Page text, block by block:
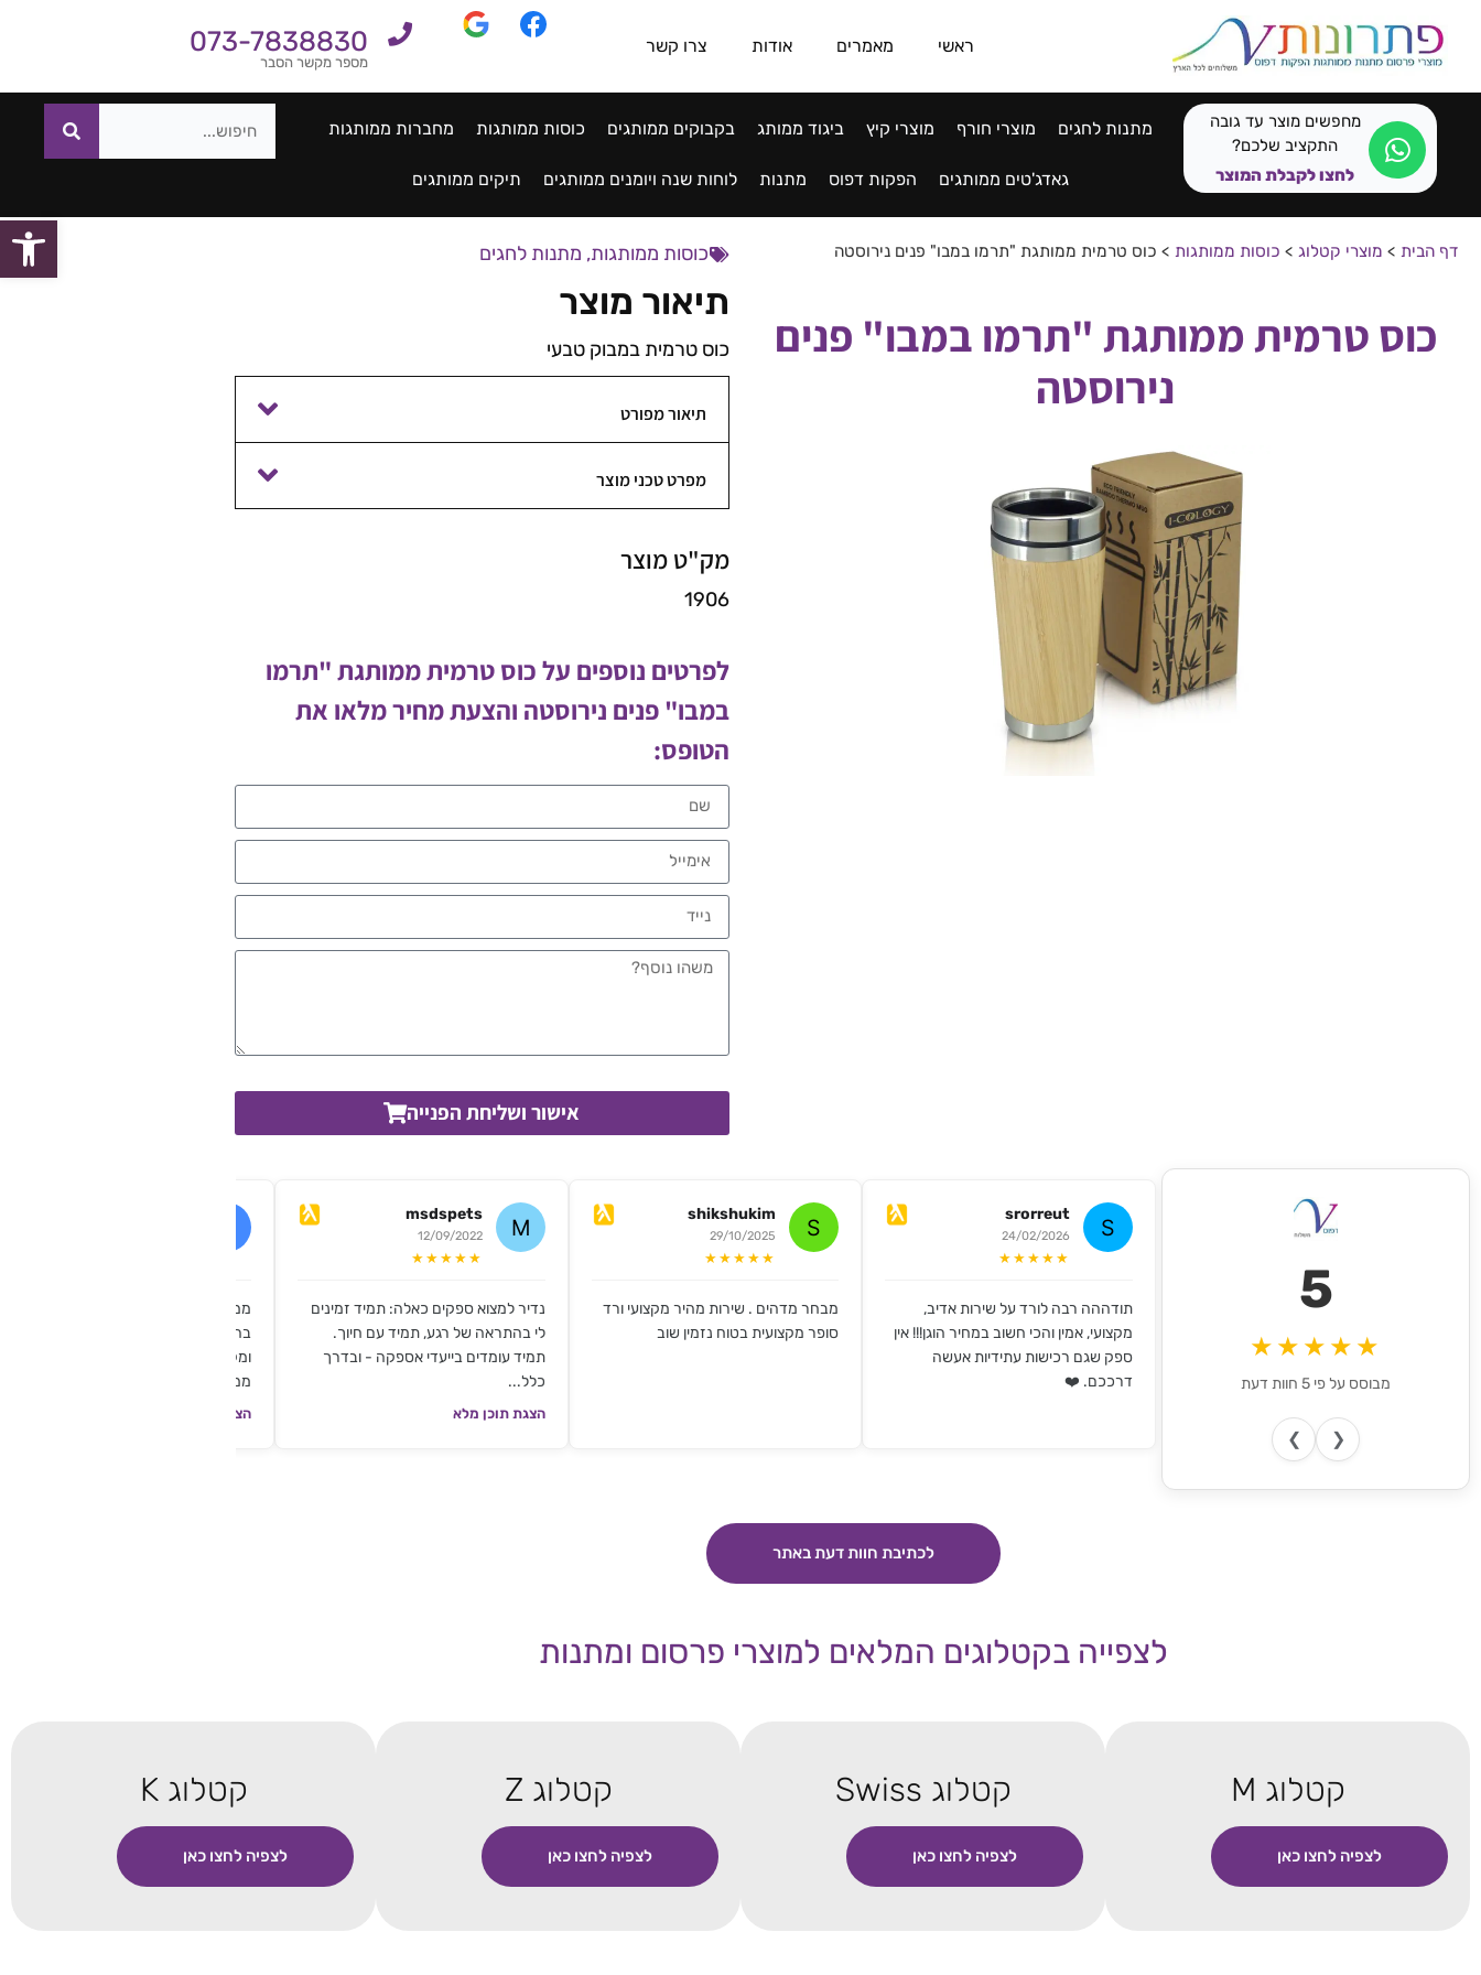
ראשי מאמרים אודות צרו קשר 073-7838830
מספר מקשר הסבר
מחפשים מוצר עד גובה
התקציב שלכם?
לחצו לקבלת המוצר
מתנות לחגים מוצרי חורף מוצרי קיץ ביגוד ממותג בקבוקים ממותגים כוסות ממותגות מחברות ממותגות
גאדג'טים ממותגים הפקות דפוס מתנות לוחות שנה ויומנים ממותגים תיקים ממותגים
דף הבית > מוצרי קטלוג > כוסות ממותגות > כוס טרמית ממותגת "תרמו במבו" פנים נירוסטה
כוס טרמית ממותגת "תרמו במבו" פנים
נירוסטה
כוסות ממותגות, מתנות לחגים
תיאור מוצר
כוס טרמית במבוק טבעי
תיאור מפורט
מפרט טכני מוצר
מק"ט מוצר
1906
לפרטים נוספים על כוס טרמית ממותגת "תרמו
במבו" פנים נירוסטה והצעת מחיר מלאו את
הטופס:
אישור ושליחת הפנייה
5
★★★★★
מבוסס על פי 5 חוות דעת
❯ ❮
srorreut
24/02/2026
★★★★★
תודההה רבה לורד על שירות אדיב,
מקצועי, אמין והכי חשוב במחיר הוגן!!! אין
ספק שגם רכישות עתידיות אעשה
דרככם. ❤️
shikshukim
29/10/2025
★★★★★
מבחר מדהים . שירות מהיר מקצועי ורד
סופר מקצועית בטוח נזמין שוב
msdspets
12/09/2022
★★★★★
נדיר למצוא ספקים כאלה: תמיד זמינים
לי בהתראה של רגע, תמיד עם חיוך.
תמיד עומדים בייעדי אספקה - ובדרך
כלל...
הצגת תוכן מלא
ממליצה בחום!! הזמנתי פצירות ממותגות
בהתראה של יומיים השירית היה אדיב
ומקצועי והפצירות יצאו מושלמות!!!
ממליצה בחום!!
הצגת תוכן מלא
לכתיבת חוות דעת באתר
לצפייה בקטלוגים המלאים למוצרי פרסום ומתנות
קטלוג M
לצפיה לחצו כאן
קטלוג Swiss
לצפיה לחצו כאן
קטלוג Z
לצפיה לחצו כאן
קטלוג K
לצפיה לחצו כאן
פתח